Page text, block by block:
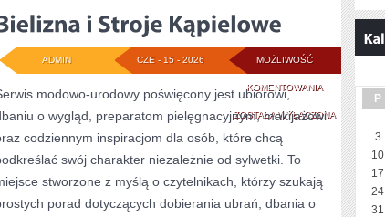
MOŻLIWOŚĆ
KOMENTOWANIABIELIZNA
I
STROJE
KĄPIELOWE
ZOSTAŁA WYŁĄCZONA
CZE - 15 - 2026
ADMIN
modowo-urodowy poświęcony jest ubiorowi,
o wygląd, preparatom pielęgnacyjnym, makijażowi
codziennym inspiracjom dla osób, które chcą
swój charakter niezależnie od sylwetki. To
stworzone z myślą o czytelnikach, którzy szukają
porad dotyczących dobierania ubrań, dbania o
P
3
10
17
24
31